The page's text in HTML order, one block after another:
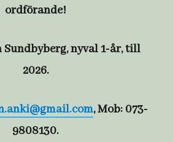
ordförande!
Sundbyberg, nyval 1-år, till
2026.
, Mob: 073-
9808130.